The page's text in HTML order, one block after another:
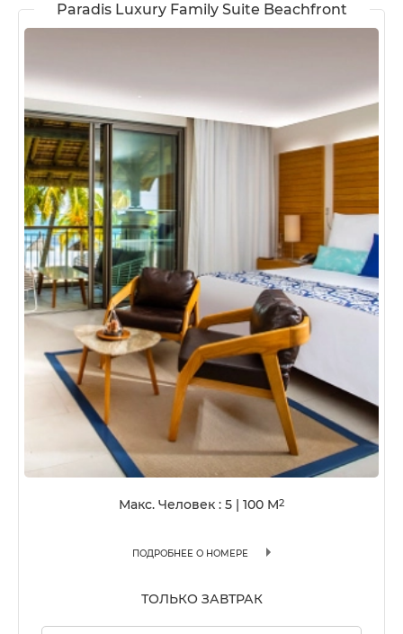
Paradis Luxury Family Suite Beachfront
Макс. Человек : 5 | 100 M2
ПОДРОБНЕЕ О НОМЕРЕ
ТОЛЬКО ЗАВТРАК